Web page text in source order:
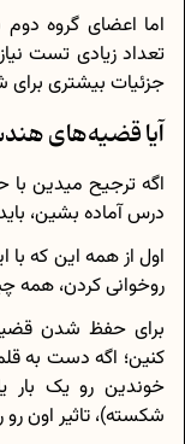
اما اعضای گروه
تعداد زیادی تست
جزئیات بیشتری
آیا قضیه‌های
اگه ترجیح میدین
درس آماده بشین،
اول از همه این که با
روخوانی کردن، همه
برای حفظ شدن
کنین؛ اگه دست به
خوندین رو یک
شکسته)، تاثیر اون